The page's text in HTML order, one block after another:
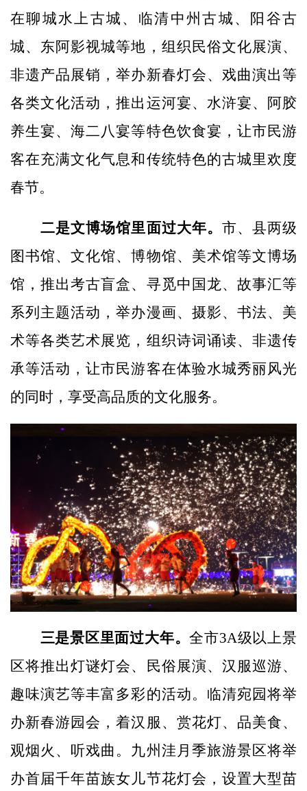
在聊城水上古城、临清中州古城、阳谷古
城、东阿影视城等地，组织民俗文化展演、
非遗产品展销，举办新春灯会、戏曲演出等
各类文化活动，推出运河宴、水浒宴、阿胶
养生宴、海二八宴等特色饮食宴，让市民游
客在充满文化气息和传统特色的古城里欢度
春节。
二是文博场馆里面过大年。 市、县两级
图书馆、文化馆、博物馆、美术馆等文博场
馆，推出考古盲盒、寻觅中国龙、故事汇等
系列主题活动，举办漫画、摄影、书法、美
术等各类艺术展览，组织诗词诵读、非遗传
承等活动，让市民游客在体验水城秀丽风光
的同时，享受高品质的文化服务。
三是景区里面过大年。全市3A级以上景
区将推出灯谜灯会、民俗展演、汉服巡游、
趣味演艺等丰富多彩的活动。临清宛园将举
办新春游园会，着汉服、赏花灯、品美食、
观烟火、听戏曲。九州洼月季旅游景区将举
办首届千年苗族女儿节花灯会，设置大型苗